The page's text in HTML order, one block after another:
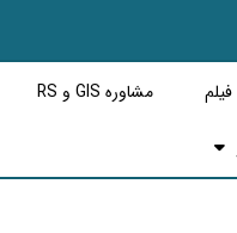
فیلم مشاوره GIS و RS